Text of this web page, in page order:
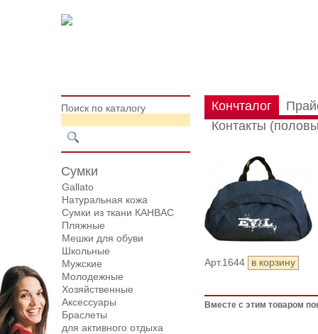
Поиск по каталогу
Сумки
Gallato
Натуральная кожа
Сумки из ткани КАНВАС
Пляжные
Мешки для обуви
Школьные
Мужские
Молодежные
Хозяйственные
Аксессуары
Браслеты
для активного отдыха
Кончталог
Контакты
Арт.1644
Вместе с этим товаром